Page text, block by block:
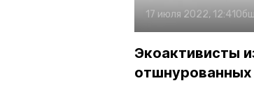
17 июля 2022, 12:41
Экоактивисты